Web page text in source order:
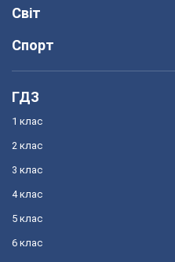
Світ
Спорт
ГДЗ
1 клас
2 клас
3 клас
4 клас
5 клас
6 клас